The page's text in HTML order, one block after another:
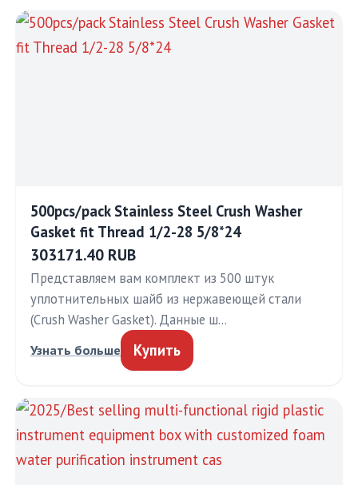
500pcs/pack Stainless Steel Crush Washer
Gasket fit Thread 1/2-28 5/8*24
303171.40 RUB
Представляем вам комплект из 500 штук
уплотнительных шайб из нержавеющей стали
(Crush Washer Gasket). Данные ш…
Узнать больше Купить